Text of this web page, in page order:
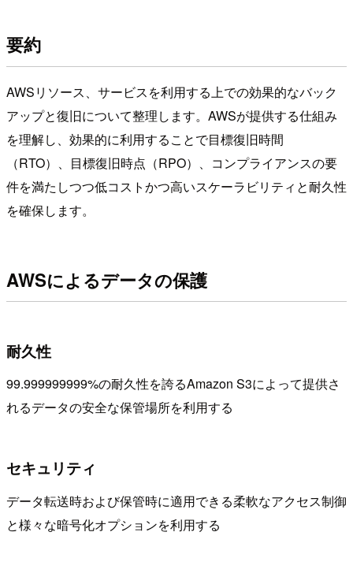
要約
AWSリソース、サービスを利用する上での効果的なバック
アップと復旧について整理します。AWSが提供する仕組み
を理解し、効果的に利用することで目標復旧時間
（RTO）、目標復旧時点（RPO）、コンプライアンスの要
件を満たしつつ低コストかつ高いスケーラビリティと耐久性
を確保します。
AWSによるデータの保護
耐久性
99.999999999%の耐久性を誇るAmazon S3によって提供さ
れるデータの安全な保管場所を利用する
セキュリティ
データ転送時および保管時に適用できる柔軟なアクセス制御
と様々な暗号化オプションを利用する